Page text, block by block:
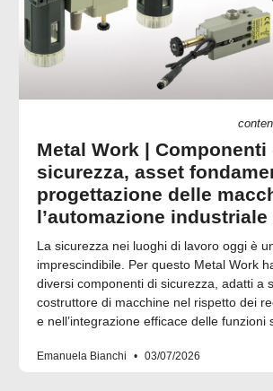
Metal Work | Componenti
sicurezza, asset
progettazione delle
l’automazione industriale
La sicurezza nei luoghi di lavoro oggi è
imprescindibile. Per questo Metal Work
diversi componenti di sicurezza, adatti a
costruttore di macchine nel rispetto dei
e nell’integrazione efficace delle funzioni
Emanuela Bianchi 03/07/2026